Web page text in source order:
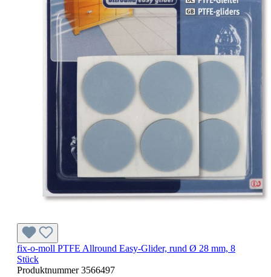
fix-o-moll PTFE Allround Easy-Glider, rund Ø 28 mm, 8
Stück
Produktnummer3566497